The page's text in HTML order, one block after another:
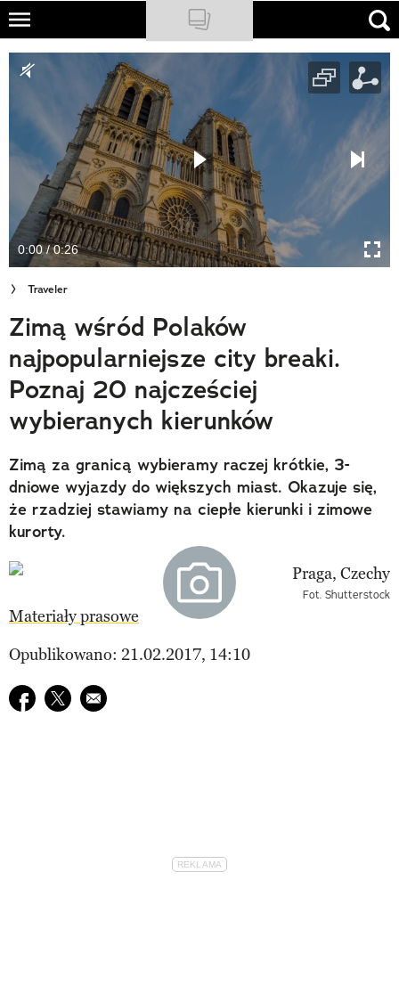
Skip
main
NATIONAL GEOGRAPHIC
PODCASTY
Sklep
Newsletter
Cuda Polski
Wielki Konkurs Fotograficzny
Trendbook Podróżniczy
Polecane
0:00 / 0:26
Traveler
Zimą wśród Polaków
najpopularniejsze city breaki.
Poznaj 20 najcześciej
wybieranych kierunków
Zimą za granicą wybieramy raczej krótkie, 3-
dniowe wyjazdy do większych miast. Okazuje się,
że rzadziej stawiamy na ciepłe kierunki i zimowe
kurorty.
Fot. Shutterstock
Materiały prasowe
Opublikowano: 21.02.2017, 14:10
Udostępnij na facebook
Udostępnij na twitter
E-mail do przyjaciela